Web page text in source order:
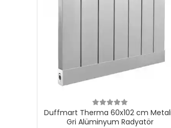
Duffmart Therma 60x102 cm
Gri Alüminyum Radyatör